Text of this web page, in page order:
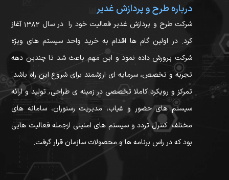
پورت ارتباط: TCP/IP, Wifi Optional
امکان ورود و اطلاعات مستقیم کاربر
منبع تغذیه : DC12V
خودآزمایی : Support
سیستم کنترل دسترسی بیومتریک دارای صفحه نمایش لمسی خازنی
رنگی 4.3 اینچی TFT، دو دوربین مادون قرمز، دو دوربین با کیفیت
بالا و پردازنده چهار هسته ای 1.5 گیگاهرتز است.
با استفاده از الگوریتم جدید تشخیص چهره تایمی TIMMY،
عکسبرداری چهره از طریق متعادل کردن نور دقیق‌تر و سریع‌تر است.
دستگاه های تشخیص چهره ما با الگوریتم توسعه یافته، شناسایی
سریع و دقیق، به سطح پیشرفته تشخیص چهره دست یافتند.
مقایسه دستگاه های حضور و غیاب تایمی
درباره طرح و پردازش غدیر
شرکت طرح و پردازش غدیر فعالیت خود را در سال ۱۳۸۲ آغاز
کرد. در اولین گام ها اقدام به خرید واحد سیستم های ویژه
شرکت پرورش داده نمود و این مهم باعث شد تا چندین دهه
تجربه و تخصص، سرمایه ای ارزشمند برای شروع این راه باشد.
تمرکز و رویکرد کاملا تخصصی در زمینه ی طراحی، تولید و ارائه
سیستم های حضور و غیاب، مدیریت رستوران، سامانه های
مختلف کنترل تردد و سیستم های امنیتی ازجمله فعالیت هایی
بود که در راس برنامه ها و محصولات سازمان قرار گرفت.